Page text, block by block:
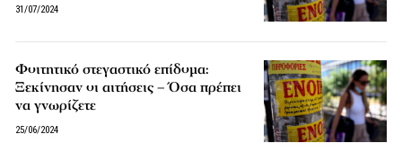
31/07/2024
Φοιτητικό στεγαστικό επίδομα:
Ξεκίνησαν οι αιτήσεις – Όσα πρέπει
να γνωρίζετε
25/06/2024